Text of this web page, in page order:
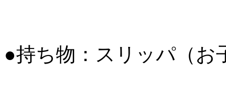
●持ち物：スリッパ（お